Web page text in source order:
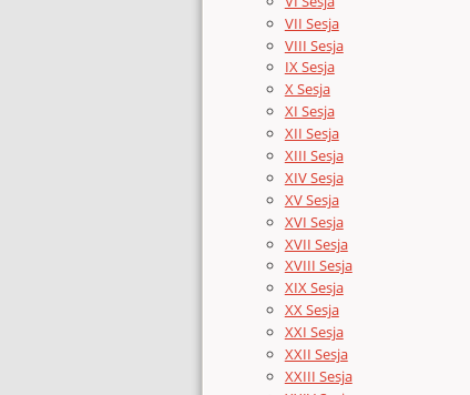
VII Sesja
VIII Sesja
IX Sesja
X Sesja
XI Sesja
XII Sesja
XIII Sesja
XIV Sesja
XV Sesja
XVI Sesja
XVII Sesja
XVIII Sesja
XIX Sesja
XX Sesja
XXI Sesja
XXII Sesja
XXIII Sesja